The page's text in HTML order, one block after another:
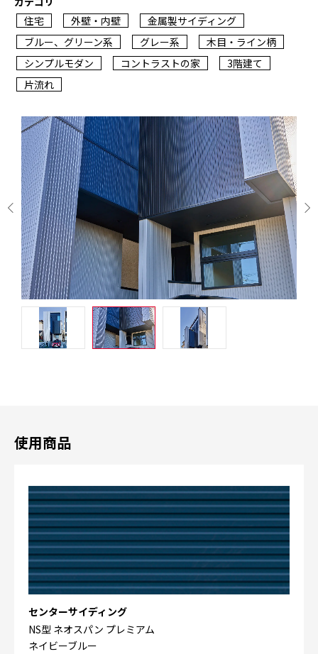
住宅
外壁・内壁
金属製サイディング
ブルー、グリーン系
グレー系
木目・ライン柄
シンプルモダン
コントラストの家
3階建て
片流れ
使用商品
センターサイディング
NS型 ネオスパン プレミアム
ネイビーブルー